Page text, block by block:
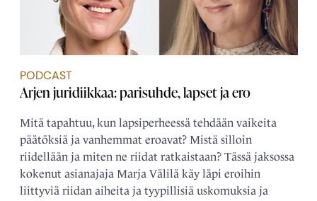
PODCAST
Arjen juridiikkaa: parisuhde, lapset ja ero
Mitä tapahtuu, kun lapsiperheessä tehdään vaikeita
päätöksiä ja vanhemmat eroavat? Mistä silloin
riidellään ja miten ne riidat ratkaistaan? Tässä jaksossa
kokenut asianajaja Marja Välilä käy läpi eroihin
liittyviä riidan aiheita ja tyypillisiä uskomuksia ja